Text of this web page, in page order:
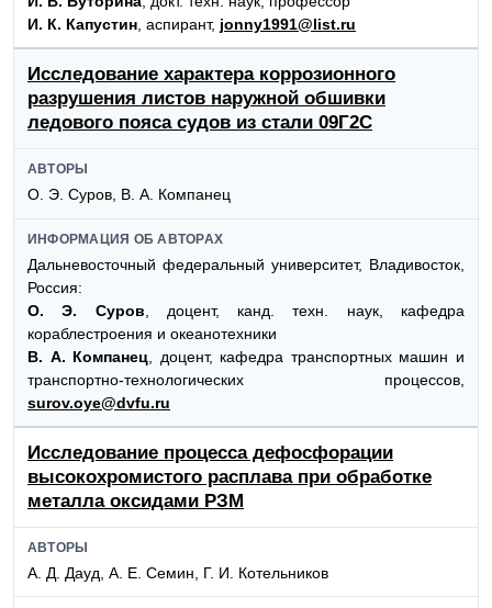
И. К. Капустин , аспирант, jonny1991@list.ru
Исследование характера коррозионного
разрушения листов наружной обшивки
ледового пояса судов из стали 09Г2С
АВТОРЫ
О. Э. Суров, В. А. Компанец
ИНФОРМАЦИЯ ОБ АВТОРАХ
Дальневосточный федеральный университет, Владивосток,
Россия:
О. Э. Суров , доцент, канд. техн. наук, кафедра
кораблестроения и океанотехники
В. А. Компанец , доцент, кафедра транспортных машин и
транспортно-технологических процессов,
surov.oye@dvfu.ru
Исследование процесса дефосфорации
высокохромистого расплава при обработке
металла оксидами РЗМ
АВТОРЫ
А. Д. Дауд, А. Е. Семин, Г. И. Котельников